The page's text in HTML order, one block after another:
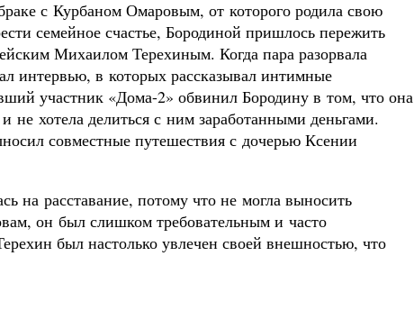
с Курбаном Омаровым, от которого родила свою
семейное счастье, Бородиной пришлось пережить
Михаилом Терехиным. Когда пара разорвала
интервью, в которых рассказывал интимные
участник «Дома-2» обвинил Бородину в том, что она
не хотела делиться с ним заработанными деньгами.
совместные путешествия с дочерью Ксении
на расставание, потому что не могла выносить
он был слишком требовательным и часто
был настолько увлечен своей внешностью, что